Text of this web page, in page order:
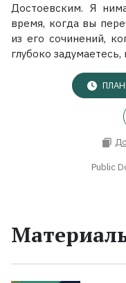
Достоевским. Я
время, когда вы
из его сочинений,
глубоко задумаетесь,
Public